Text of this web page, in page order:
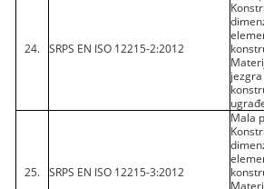
24. SRPS EN ISO 12215-2:2012
25. SRPS EN ISO 12215-3:2012
Mala